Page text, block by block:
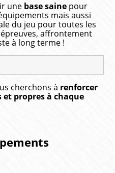
une base saine pour
mais aussi
du jeu pour toutes les
affrontement
à long terme !
cherchons à renforcer
propres à chaque